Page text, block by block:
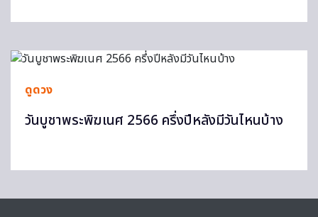
ดูดวง
วันบูชาพระพิฆเนศ 2566 ครึ่งปีหลังมีวันไหนบ้าง